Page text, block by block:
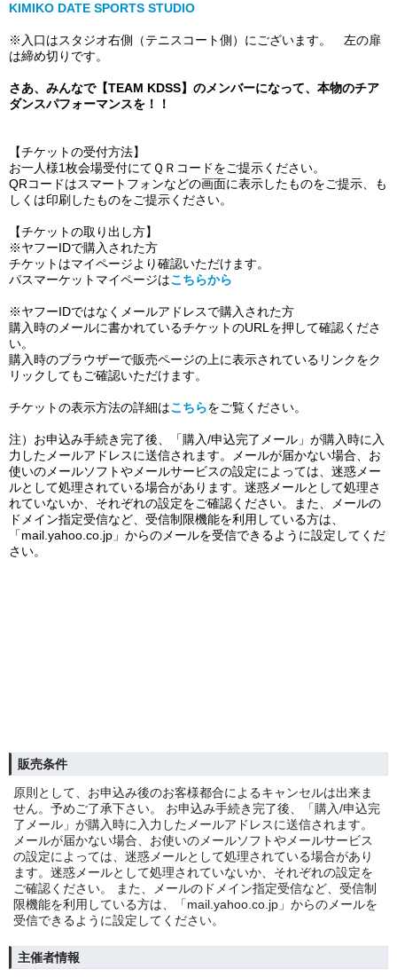
KIMIKO DATE SPORTS STUDIO
※入口はスタジオ右側（テニスコート側）にございます。 左の扉
は締め切りです。
さあ、みんなで【TEAM KDSS】のメンバーになって、本物のチア
ダンスパフォーマンスを！！
【チケットの受付方法】
お一人様1枚会場受付にてＱＲコードをご提示ください。
QRコードはスマートフォンなどの画面に表示したものをご提示、も
しくは印刷したものをご提示ください。
【チケットの取り出し方】
※ヤフーIDで購入された方
チケットはマイページより確認いただけます。
パスマーケットマイページはこちらから
※ヤフーIDではなくメールアドレスで購入された方
購入時のメールに書かれているチケットのURL を押して確認くださ
い。
購入時のブラウザーで販売ページの上に表示されているリンクをク
リックしてもご確認いただけます。
チケットの表示方法の詳細はこちらをご覧ください。
注）お申込み手続き完了後、「購入/申込完了メール」が購入時に入
力したメールアドレスに送信されます。メールが届かない場合、お
使いのメールソフトやメールサービスの設定によっては、迷惑メー
ルとして処理されている場合があります。迷惑メールとして処理さ
れていないか、それぞれの設定をご確認ください。
また、メールの
ドメイン指定受信など、受信制限機能を利用している方は、
「mail.yahoo.co.jp 」からのメールを受信できるように設定してくだ
さい。
販売条件
原則として、お申込み後のお客様都合によるキャンセルは出来ま
せん。予めご了承下さい。 お申込み手続き完了後、「購入/申込完
了メール」が購入時に入力したメールアドレスに送信されます。
メールが届かない場合、お使いのメールソフトやメールサービス
の設定によっては、迷惑メールとして処理されている場合があり
ます。迷惑メールとして処理されていないか、それぞれの設定を
ご確認ください。 また、メールのドメイン指定受信など、受信制
限機能を利用している方は、「mail.yahoo.co.jp」からのメールを
受信できるように設定してください。
主催者情報